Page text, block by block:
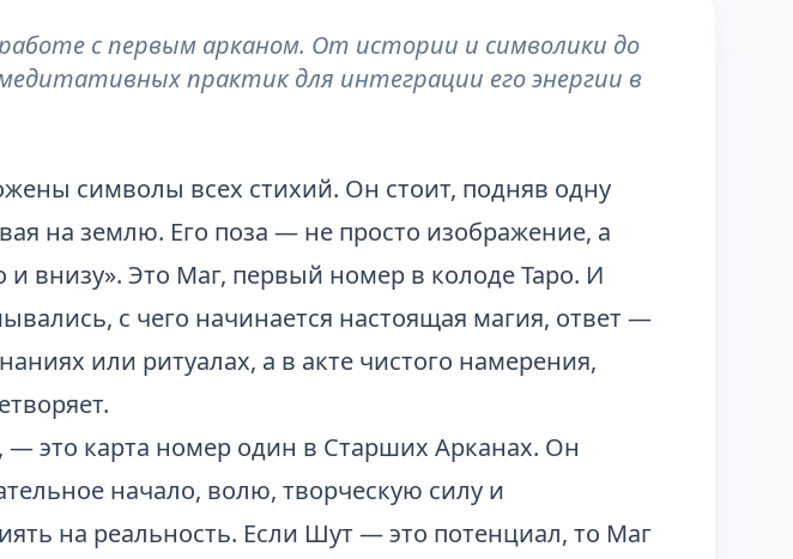
с первым арканом. От истории и символики до
практик для интеграции его энергии в
символы всех стихий. Он стоит, подняв одну
на землю. Его поза — не просто изображение, а
и внизу». Это Маг, первый номер в колоде Таро. И
с чего начинается настоящая магия, ответ —
или ритуалах, а в акте чистого намерения,
это карта номер один в Старших Арканах. Он
начало, волю, творческую силу и
на реальность. Если Шут — это потенциал, то Маг